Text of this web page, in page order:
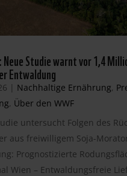
Neue Studie warnt vor 1,4
Entwaldung
| Nachhaltige Ernährung,
, Über den WWF
untersucht Folgen des
aus freiwilligem Soja-
Prognostizierte
Wien – Entwaldungsfreie